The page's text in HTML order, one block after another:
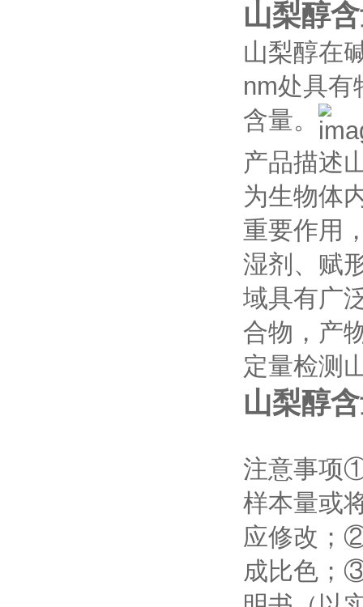
山梨醇
山梨醇在
nm处具有
含量。
产品描述
为生物体
重要作用
湿剂、赋
域具有广
合物，产
定量检测
山梨醇
注意事项
样本量或
应修改；
成比色；